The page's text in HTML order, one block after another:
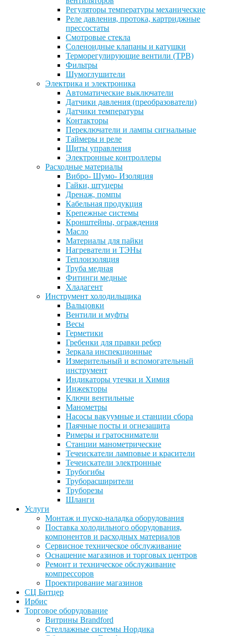
Регуляторы температуры механические
Реле давления, протока, картриджные
прессостаты
Смотровые стекла
Соленоидные клапаны и катушки
Терморегулирующие вентили (ТРВ)
Фильтры
Шумоглушители
Электрика и электроника
Автоматические выключатели
Датчики давления (преобразователи)
Датчики температуры
Контакторы
Переключатели и лампы сигнальные
Таймеры и реле
Щиты управления
Электронные контроллеры
Расходные материалы
Вибро- Шумо- Изоляция
Гайки, штуцеры
Дренаж, помпы
Кабельная продукция
Крепежные системы
Кронштейны, ограждения
Масло
Материалы для пайки
Нагреватели и ТЭНы
Теплоизоляция
Труба медная
Фитинги медные
Хладагент
Инструмент холодильщика
Вальцовки
Вентили и муфты
Весы
Герметики
Гребенки для правки ребер
Зеркала инспекционные
Измерительный и вспомогательный
инструмент
Индикаторы утечки и Химия
Инжекторы
Ключи вентильные
Манометры
Насосы вакуумные и станции сбора
Паячные посты и огнезащита
Римеры и гратосниматели
Станции манометрические
Течеискатели ламповые и красители
Течеискатели электронные
Трубогибы
Труборасширители
Труборезы
Шланги
Услуги
Монтаж и пуско-наладка оборудования
Поставка холодильного оборудования,
компонентов и расходных материалов
Сервисное техническое обслуживание
Оснащение магазинов и торговых центров
Ремонт и техническое обслуживание
компрессоров
Проектирование магазинов
СЦ Битцер
Ирбис
Торговое оборудование
Витрины Brandford
Стеллажные системы Нордика